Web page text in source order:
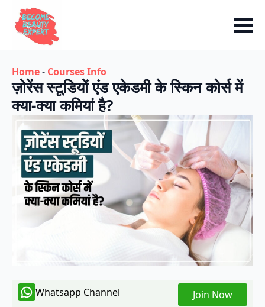
Home- Courses Info
ज़ोरेंस स्टूडियों एंड एकेडमी के स्किन कोर्स में
क्या-क्या कमियां है?
Whatsapp Channel Join Now